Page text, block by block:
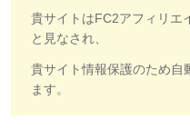
貴サイトはFC2アフィリエ
と見なされ、
貴サイト情報保護のため自
ます。